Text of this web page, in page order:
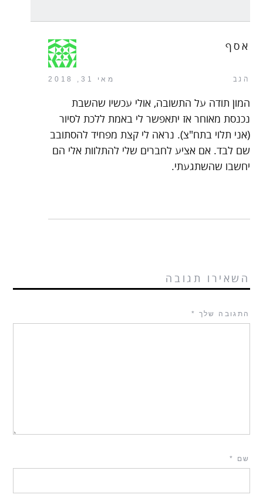
הגב מאי 31, 2018
אסף
המון תודה על התשובה, אולי עכשיו שהשבת
נכנסת מאוחר אז יתאפשר לי באמת ללכת לסיור
(אני תלוי בתח"צ). נראה לי קצת מפחיד להסתובב
שם לבד. אם אציע לחברים שלי להתלוות אלי הם
יחשבו שהשתגעתי.
השאירו תגובה
התגובה שלך *
שם *